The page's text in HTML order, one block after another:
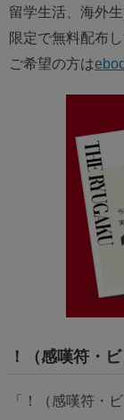
留学生活、海外
限定で無料配布し
ご希望の方は
！（感嘆符・
「！（感嘆符・